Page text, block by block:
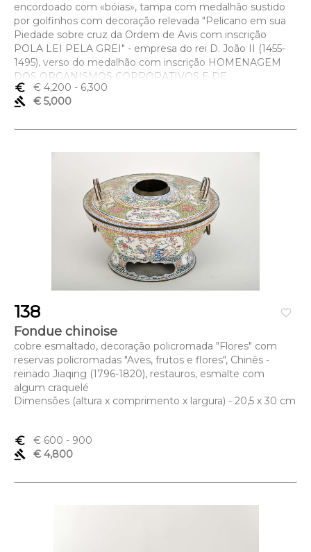
encordoado com «bóias», tampa com medalhão sustido
por golfinhos com decoração relevada "Pelicano em sua
Piedade sobre cruz da Ordem de Avis com inscrição
POLA LEI PELA GREI" - empresa do rei D. João II (1455-
1495), verso do medalhão com inscrição HOMENAGEM
DOS ORGANISMOS CORPORATIVOS E DE
COOPERAÇÃO ECONOMICA - LISBOA - 11 DEZEMBRO
1937, Português, pequenas amolgadelas, contraste Águia
de Sousa Lda. (1887-1930) e marca comercial da
euro_symbol € 4,200 - 6,300
gavel
€ 5,000
favorite_border
138
Fondue chinoise
cobre esmaltado, decoração policromada "Flores" com
reservas policromadas "Aves, frutos e flores", Chinês -
reinado Jiaqing (1796-1820), restauros, esmalte com
algum craquelé
Dimensões (altura x comprimento x largura) - 20,5 x 30 cm
euro_symbol € 600 - 900
gavel
€ 4,800